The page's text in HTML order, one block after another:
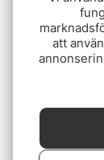
att